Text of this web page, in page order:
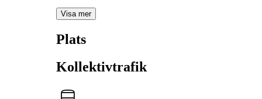
Visa mer
Plats
Kollektivtrafik